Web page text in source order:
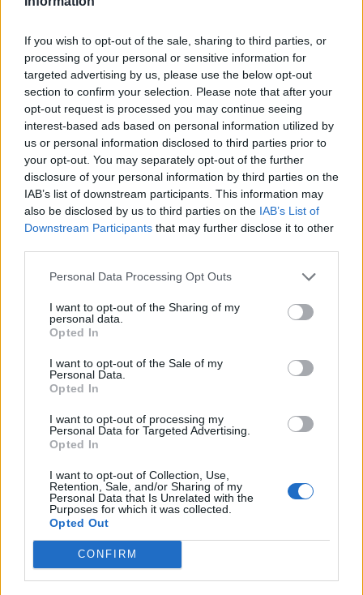
If you wish to opt-out of the sale, sharing to third parties, or
processing of your personal or sensitive information for
targeted advertising by us, please use the below opt-out
section to confirm your selection. Please note that after your
opt-out request is processed you may continue seeing
interest-based ads based on personal information utilized by
us or personal information disclosed to third parties prior to
your opt-out. You may separately opt-out of the further
disclosure of your personal information by third parties on the
IAB’s list of downstream participants. This information may
also be disclosed by us to third parties on the IAB’s List of
Downstream Participants that may further disclose it to other
Personal Data Processing Opt Outs
I want to opt-out of the Sharing of my
personal data.
Opted In
I want to opt-out of the Sale of my
Personal Data.
Opted In
I want to opt-out of processing my
Personal Data for Targeted Advertising.
Opted In
I want to opt-out of Collection, Use,
Retention, Sale, and/or Sharing of my
Personal Data that Is Unrelated with the
Purposes for which it was collected.
Opted Out
CONFIRM
Minka 11. rész
T. szereti a fiatal lányokat 14. rész
Pedig szóltam… – Miért nem hiszünk a
A legidegesítőbb kifejezések laza
gyűjteménye
Elyna Robbs: Adéle és az örökölt árnyak
A világ legismertebb ruhái